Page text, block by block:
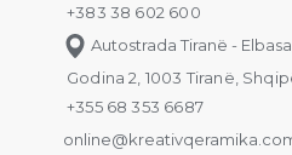
+383 38 602 600
Autostrada Tiranë -
Godina 2, 1003 Tiranë,
+355 68 353 6687